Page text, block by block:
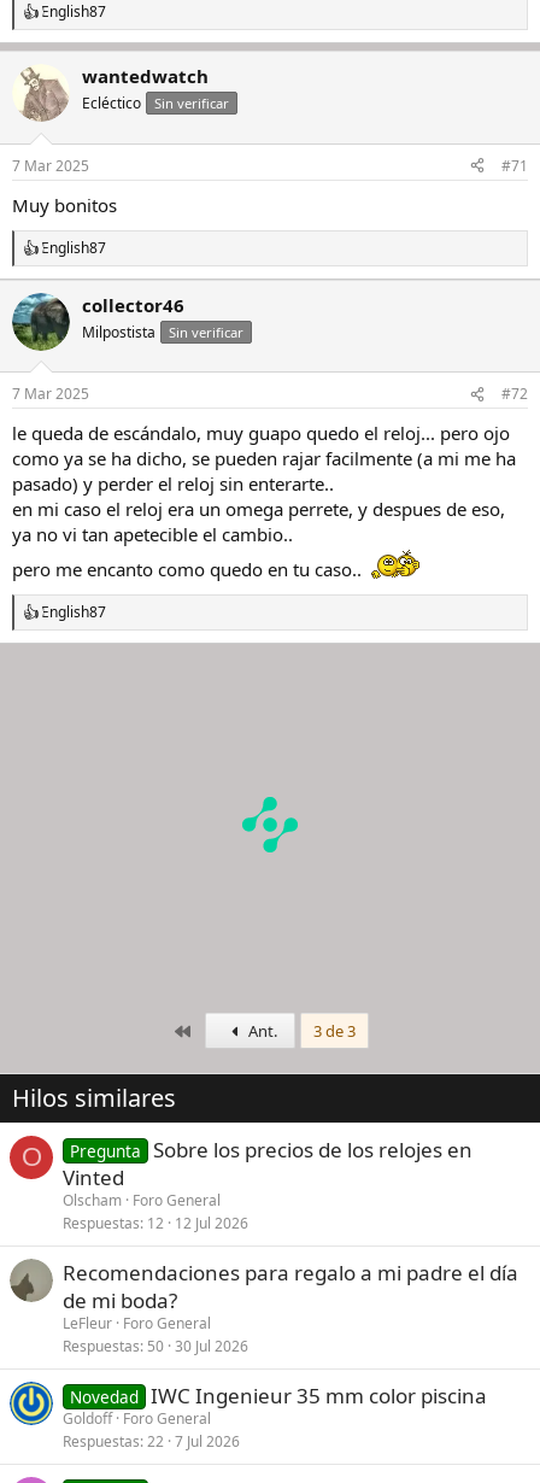
R
e
c
c
i
e
:
English87
wantedwatch
Ecléctico Sin verificar
7 Mar 2025 #71
Muy bonitos
R
e
a
c
c
i
o
n
e
s
English87
collector46
Milpostista Sin verificar
7 Mar 2025 #72
le queda de escándalo, muy guapo quedo el reloj... pero ojo
como ya se ha dicho, se pueden rajar facilmente (a mi me ha
pasado) y perder el reloj sin enterarte..
en mi caso el reloj era un omega perrete, y despues de eso,
ya no vi tan apetecible el cambio..
pero me encanto como quedo en tu caso..
R
e
English87
PrimeroAnt. 3 de 3
Hilos similares
O Pregunta Sobre los precios de los relojes en
Vinted
Olscham Foro General
Respuestas 12 12 Jul 2026
Recomendaciones para regalo a mi padre el día
de mi boda?
LeFleur Foro General
Respuestas 50 30 Jul 2026
Novedad IWC Ingenieur 35 mm color piscina
Goldoff Foro General
Respuestas 22 7 Jul 2026